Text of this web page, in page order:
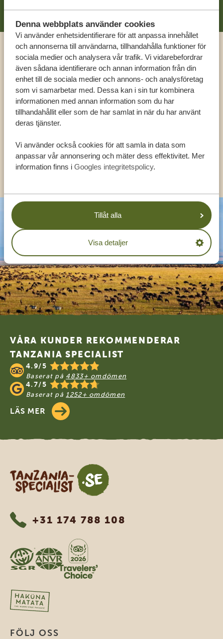
Denna webbplats använder cookies
Vi använder enhetsidentifierare för att anpassa innehållet
och annonserna till användarna, tillhandahålla funktioner för
sociala medier och analysera vår trafik. Vi vidarebefordrar
även sådana identifierare och annan information från din
enhet till de sociala medier och annons- och analysföretag
som vi samarbetar med. Dessa kan i sin tur kombinera
informationen med annan information som du har
tillhandahållit eller som de har samlat in när du har använt
deras tjänster.
Vi använder också cookies för att samla in data som
anpassar vår annonsering och mäter dess effektivitet. Mer
information finns i Googles integritetspolicy.
Tillåt alla
Visa detaljer
Ring en expert
FÅ PERSONLIG RÅDGIVNING FRÅN VÅRA
EXPERTER
KONTAKT
Footer
VÅRA KUNDER REKOMMENDERAR
TANZANIA SPECIALIST
4.9/5
Baserat på 4833+ omdömen
4.7/5
Baserat på 1252+ omdömen
LÄS MER
Tanzania Specialist
+31 174 788 108
FÖLJ OSS